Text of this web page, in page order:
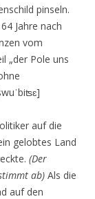
pinseln.
Jahre nach
vom
„der Pole uns
auf die
gelobtes Land
(Der
ab) Als die
auf den